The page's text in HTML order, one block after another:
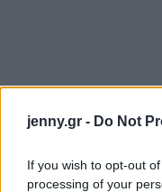
jenny.gr - Do Not
If you wish to opt-out
processing of your